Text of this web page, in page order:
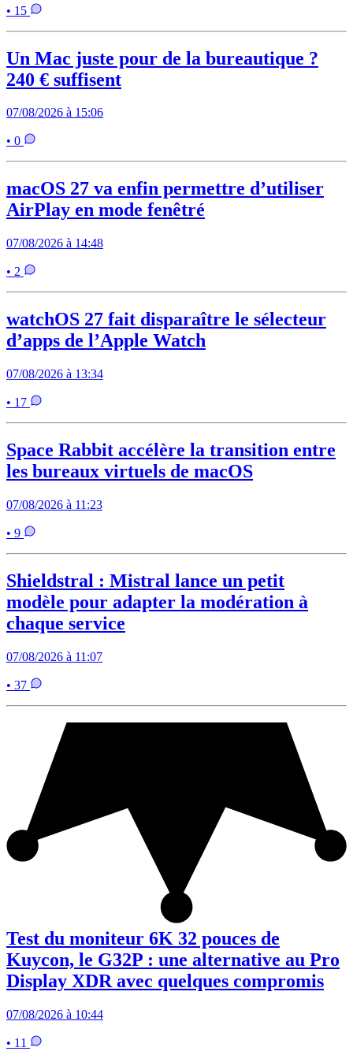
• 15
Un Mac juste pour de la bureautique ?
240 € suffisent
07/08/2026 à 15:06
• 0
macOS 27 va enfin permettre d’utiliser
AirPlay en mode fenêtré
07/08/2026 à 14:48
• 2
watchOS 27 fait disparaître le sélecteur
d’apps de l’Apple Watch
07/08/2026 à 13:34
• 17
Space Rabbit accélère la transition entre
les bureaux virtuels de macOS
07/08/2026 à 11:23
• 9
Shieldstral : Mistral lance un petit
modèle pour adapter la modération à
chaque service
07/08/2026 à 11:07
• 37
Test du moniteur 6K 32 pouces de
Kuycon, le G32P : une alternative au Pro
Display XDR avec quelques compromis
07/08/2026 à 10:44
• 11